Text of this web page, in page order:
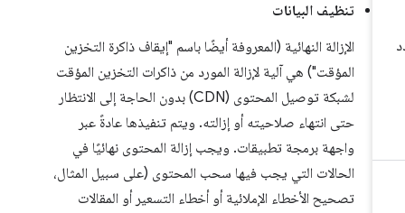
تنظيف البيانات
الإزالة النهائية (المعروفة أيضًا باسم "إيقاف ذاكرة التخزين
المؤقت") هي آلية لإزالة المورد من ذاكرات التخزين المؤقت
لشبكة توصيل المحتوى (CDN) بدون الحاجة إلى الانتظار
حتى انتهاء صلاحيته أو إزالته. ويتم تنفيذها عادةً عبر
واجهة برمجة تطبيقات. ويجب إزالة المحتوى نهائيًا في
الحالات التي يجب فيها سحب المحتوى (على سبيل المثال،
تصحيح الأخطاء الإملائية أو أخطاء التسعير أو المقالات